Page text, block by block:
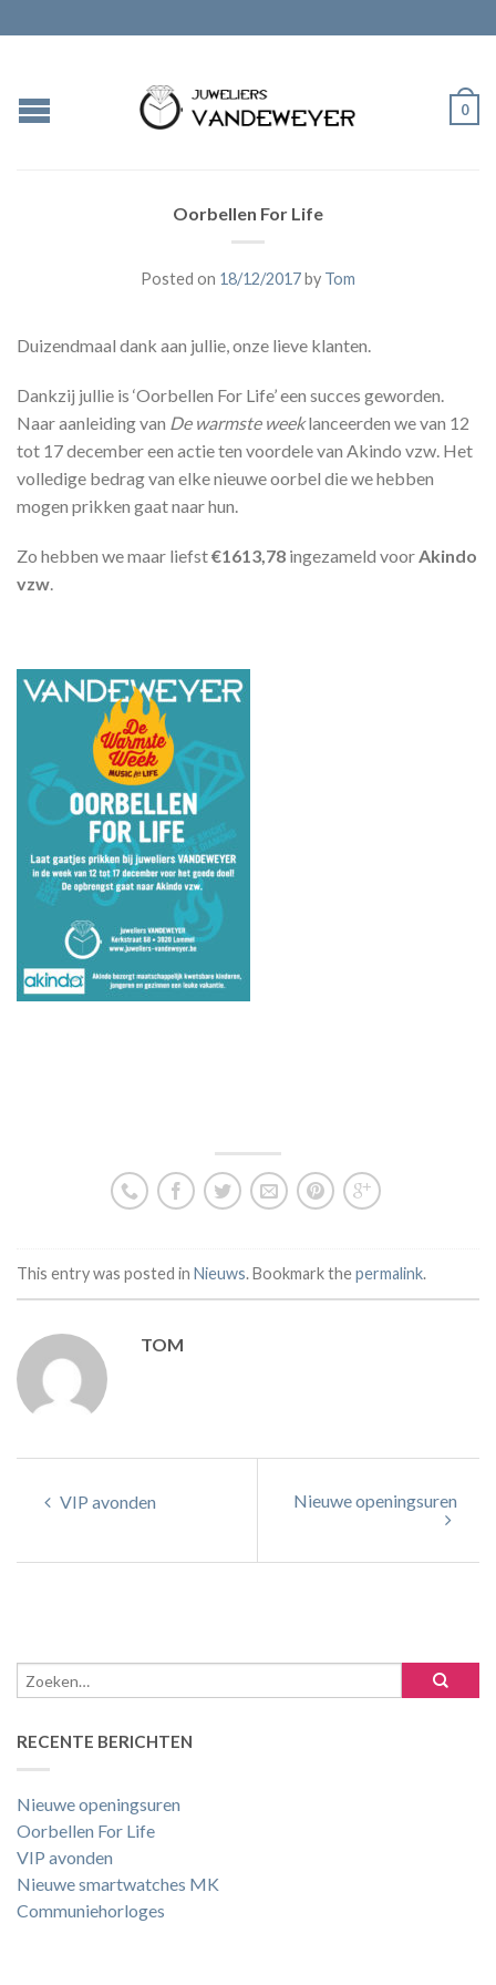
0
Oorbellen For Life
Posted on 18/12/2017by Tom
Duizendmaal dank aan jullie, onze lieve klanten.
Dankzij jullie is ‘Oorbellen For Life’ een succes geworden.
Naar aanleiding van De warmste weeklanceerden we van 12
tot 17 december een actie ten voordele van Akindo vzw. Het
volledige bedrag van elke nieuwe oorbel die we hebben
mogen prikken gaat naar hun.
Zo hebben we maar liefst€1613,78 ingezameld voorAkindo
vzw.
This entry was posted in Nieuws. Bookmark thepermalink.
TOM
VIP avonden Nieuwe openingsuren
RECENTE BERICHTEN
Nieuwe openingsuren
Oorbellen For Life
VIP avonden
Nieuwe smartwatches MK
Communiehorloges